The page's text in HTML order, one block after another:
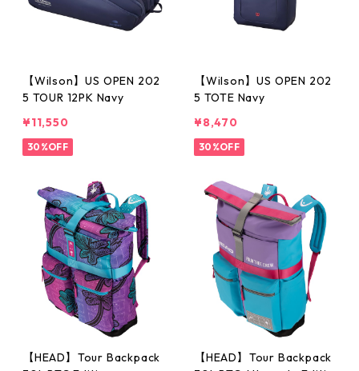
【Wilson】US OPEN 202
5 TOUR 12PK Navy
¥11,550
30%OFF
【Wilson】US OPEN 202
5 TOTE Navy
¥8,470
30%OFF
【HEAD】Tour Backpack
【HEAD】Tour Backpack